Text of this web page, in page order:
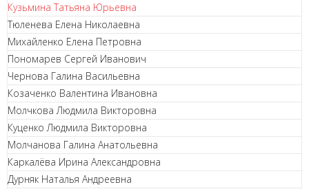
Кузьмина Татьяна Юрьевна
Тюленева Елена Николаевна
Михайленко Елена Петровна
Пономарев Сергей Иванович
Чернова Галина Васильевна
Козаченко Валентина Ивановна
Молчкова Людмила Викторовна
Куценко Людмила Викторовна
Молчанова Галина Анатольевна
Каркалёва Ирина Александровна
Дурняк Наталья Андреевна